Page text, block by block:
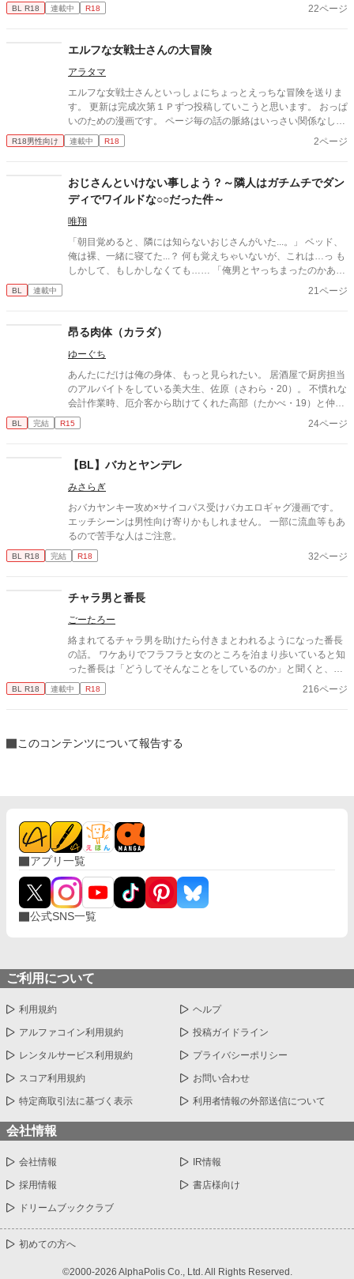
BL R18 連載中 R18 22ページ
エルフな女戦士さんの大冒険
アラタマ
エルフな女戦士さんといっしょにちょっとえっちな冒険を送りま
す。 更新は完成次第１Ｐずつ投稿していこうと思います。 おっぱ
いのための漫画です。 ページ毎の話の脈絡はいっさい関係なしで
す！ ストーリーよりもおっぱいを優先します。お気を付け下さい
ｗ
R18男性向け 連載中 R18 2ページ
おじさんといけない事しよう？～隣人はガチムチでダン
ディでワイルドな○○だった件～
唯翔
「朝目覚めると、隣には知らないおじさんがいた...。」 ベッド、
俺は裸、一緒に寝てた...？ 何も覚えちゃいないが、これは…っ も
しかして、もしかしなくても…… 「俺男とヤっちまったのかああ
鈴基 晟織(すずき あきおり)
BL 連載中 21ページ
昂る肉体（カラダ）
ゆーぐち
あんたにだけは俺の身体、もっと見られたい。 居酒屋で厨房担当
のアルバイトをしている美大生、佐原（さわら・20）。 不慣れな
会計作業時、厄介客から助けてくれた高部（たかべ・19）と仲良
くなっていく日々のなか、 本分である大学の授業に現れたのは―
―。 ※24ページの読切漫画、最後の4ページが性描写を含むため
好きな解釈で読んで頂ければ幸いです※
BL 完結 R15 24ページ
【BL】バカとヤンデレ
みさらぎ
おバカヤンキー攻め×サイコパス受けバカエロギャグ漫画です。
エッチシーンは男性向け寄りかもしれません。 一部に流血等もあ
るので苦手な人はご注意。
BL R18 完結 R18 32ページ
チャラ男と番長
ごーたろー
絡まれてるチャラ男を助けたら付きまとわれるようになった番長
の話。 ワケありでフラフラと女のところを泊まり歩いていると知
った番長は「どうしてそんなことをしているのか」と聞くと、
「アンタには関係ない」と姿を消すチャラ男。 しかしまたまた不
良に絡まれていてそれを助け自分の家に連れて行く。 「お前のそ
の学園ラブコメもどきBL。 再録本用に描き直した箇所があるた
BL R18 連載中 R18 216ページ
このコンテンツについて報告する
アプリ一覧
公式SNS一覧
ご利用について
利用規約 ヘルプ
アルファコイン利用規約 投稿ガイドライン
レンタルサービス利用規約 プライバシーポリシー
スコア利用規約 お問い合わせ
特定商取引法に基づく表示 利用者情報の外部送信について
会社情報
会社情報 IR情報
採用情報 書店様向け
ドリームブッククラブ
初めての方へ
©2000-2026 AlphaPolis Co., Ltd. All Rights Reserved.